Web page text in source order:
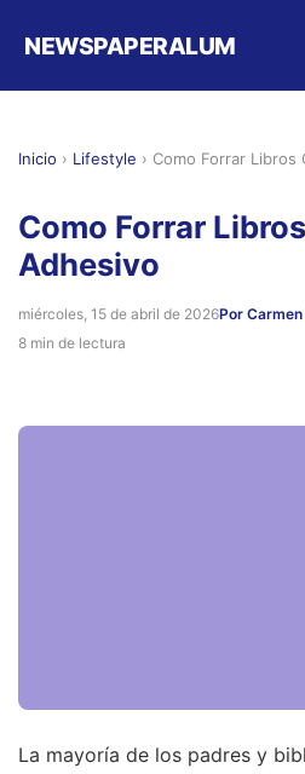
NEWSPAPERALUM
Inicio › Lifestyle › Como Forrar Libros
Como Forrar
Adhesivo
miércoles, 15 de abril de 2026Por Carmen
8 min de lectura
La mayoría de los padres y